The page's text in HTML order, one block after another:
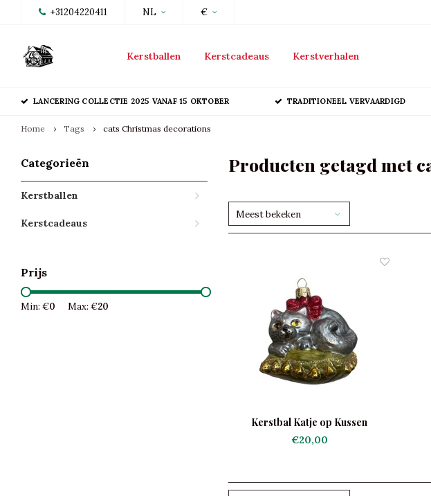
+31204220411 NL €
Kerstballen Kerstcadeaus Kerstverhalen
LANCERING COLLECTIE 2025 VANAF 15 OKTOBER TRADITIONEEL VERVAARDIGD
Home Tags cats Christmas decorations
Categorieën
Kerstballen
Kerstcadeaus
Prijs
Min: €0 Max: €20
Producten getagd met
Meest bekeken
Kerstbal Katje op Kussen
€20,00